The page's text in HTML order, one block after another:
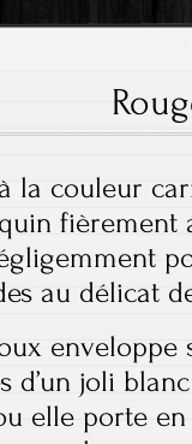
la couleur
fièrement
au délicat
enveloppe
d’un joli
elle porte